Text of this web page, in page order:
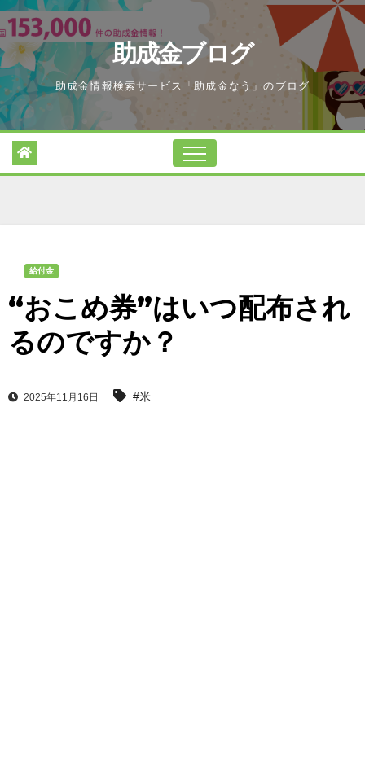
Skip
to
content
助成金ブログ
助成金情報検索サービス「助成金なう」のブログ
給付金
“おこめ券”はいつ配布され
るのですか？
2025年11月16日 #米